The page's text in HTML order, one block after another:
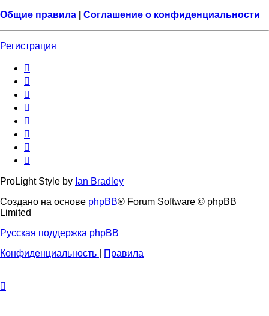
Общие правила
Соглашение о конфиденциальности
Регистрация
ProLight Style by Ian Bradley
Создано на основе phpBB® Forum Software © phpBB
Limited
Русская поддержка phpBB
Конфиденциальность
Правила